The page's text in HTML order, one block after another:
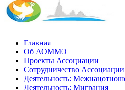
Главная
Об АОММО
Проекты Ассоциации
Сотрудничество Ассоциации
Деятельность:
Деятельность: Миграция